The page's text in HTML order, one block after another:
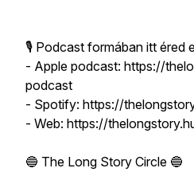
🎙 Podcast formában itt éred
- Apple podcast: https://
podcast
- Spotify: https://
- Web: https://
🔵 The Long Story Circle 🔵